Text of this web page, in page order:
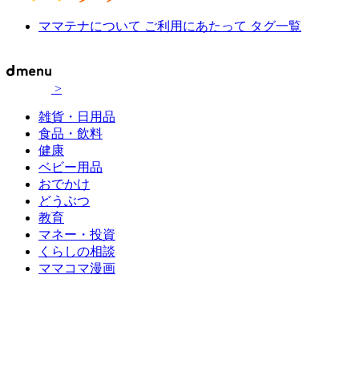
ママテナについて ご利用にあたって タグ一覧
>
雑貨・日用品
食品・飲料
健康
ベビー用品
おでかけ
どうぶつ
教育
マネー・投資
くらしの相談
ママコマ漫画